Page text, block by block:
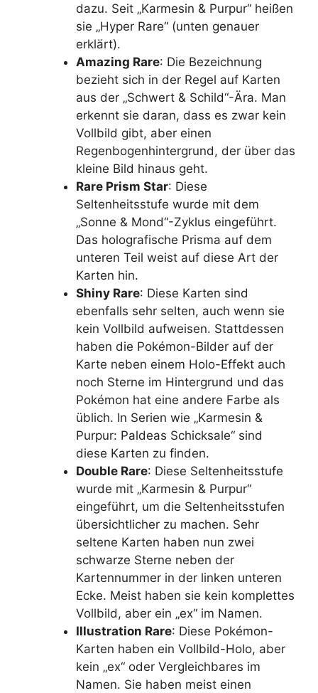
dazu. Seit „Karmesin & Purpur“ heißen
sie „Hyper Rare“ (unten genauer
erklärt).
Amazing Rare: Die Bezeichnung
bezieht sich in der Regel auf Karten
aus der „Schwert & Schild“-Ära. Man
erkennt sie daran, dass es zwar kein
Vollbild gibt, aber einen
Regenbogenhintergrund, der über das
kleine Bild hinaus geht.
Rare Prism Star: Diese
Seltenheitsstufe wurde mit dem
„Sonne & Mond“-Zyklus eingeführt.
Das holografische Prisma auf dem
unteren Teil weist auf diese Art der
Karten hin.
Shiny Rare: Diese Karten sind
ebenfalls sehr selten, auch wenn sie
kein Vollbild aufweisen. Stattdessen
haben die Pokémon-Bilder auf der
Karte neben einem Holo-Effekt auch
noch Sterne im Hintergrund und das
Pokémon hat eine andere Farbe als
üblich. In Serien wie „Karmesin &
Purpur: Paldeas Schicksale“ sind
diese Karten zu finden.
Double Rare: Diese Seltenheitsstufe
wurde mit „Karmesin & Purpur“
eingeführt, um die Seltenheitsstufen
übersichtlicher zu machen. Sehr
seltene Karten haben nun zwei
schwarze Sterne neben der
Kartennummer in der linken unteren
Ecke. Meist haben sie kein komplettes
Vollbild, aber ein „ex“ im Namen.
Illustration Rare: Diese Pokémon-
Karten haben ein Vollbild-Holo, aber
kein „ex“ oder Vergleichbares im
Namen. Sie haben meist einen